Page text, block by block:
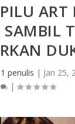
ART
penulis | Jan 25,
|